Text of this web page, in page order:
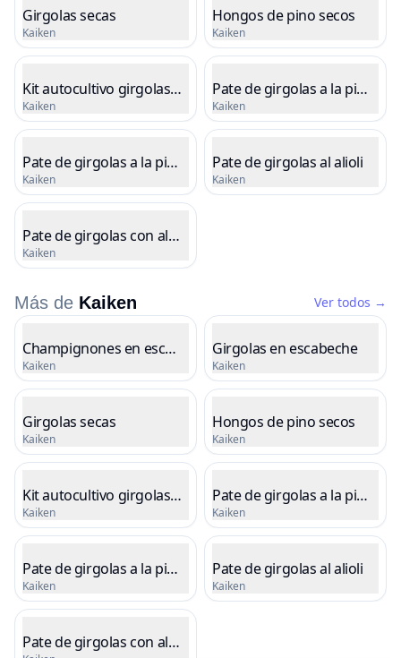
Girgolas secas
Kaiken
Cargando precio
Hongos de pino secos
Kaiken
Cargando precio
Kit autocultivo girgolas grises
Kaiken
Cargando precio
Pate de girgolas a la
Kaiken
Cargando precio
Pate de girgolas a la pimienta verde
Kaiken
Cargando precio
Pate de girgolas al alioli
Kaiken
Cargando precio
Pate de girgolas con almendras
Kaiken
Cargando precio
Más de Kaiken Ver todos →
Listado de productos
Champignones en escabeche
Kaiken
Cargando precio
Girgolas en escabeche
Kaiken
Cargando precio
Girgolas secas
Kaiken
Cargando precio
Hongos de pino secos
Kaiken
Cargando precio
Kit autocultivo girgolas grises
Kaiken
Cargando precio
Pate de girgolas a la
Kaiken
Cargando precio
Pate de girgolas a la pimienta verde
Kaiken
Cargando precio
Pate de girgolas al alioli
Kaiken
Cargando precio
Pate de girgolas con almendras